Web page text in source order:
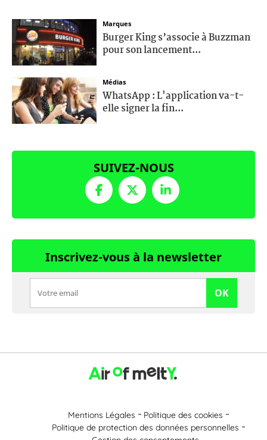
Marques
Burger King s’associe à Buzzman
pour son lancement...
Médias
WhatsApp : L'application va-t-
elle signer la fin...
SUIVEZ-NOUS
Inscrivez-vous à la newsletter
OK
Mentions Légales
Politique des cookies
Politique de protection des données personnelles